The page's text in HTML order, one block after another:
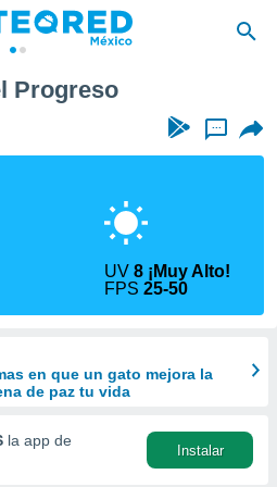
Progreso
...
UV8 ¡Muy Alto!
FPS25-50
en que un gato mejora la
de paz tu vida
la app de
Instalar